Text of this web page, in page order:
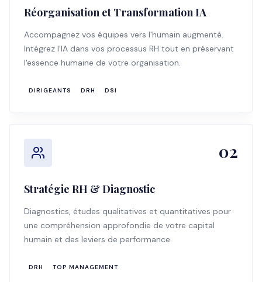
Réorganisation et Transformation IA
Accompagnez vos équipes vers l'humain augmenté.
Intégrez l'IA dans vos processus RH tout en préservant
l'essence humaine de votre organisation.
DIRIGEANTS DRH DSI
02
Stratégie RH & Diagnostic
Diagnostics, études qualitatives et quantitatives pour
une compréhension approfondie de votre capital
humain et des leviers de performance.
DRH TOP MANAGEMENT